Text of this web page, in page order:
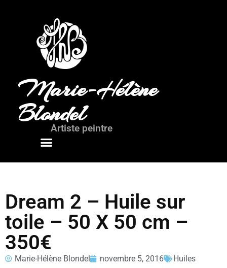
Marie-Hélène
Blondel
Artiste peintre
Dream 2 – Huile sur
toile – 50 X 50 cm –
350€
Marie-Hélène Blondel novembre 5, 2016 Huiles